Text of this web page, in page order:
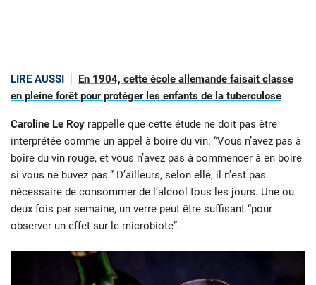
LIRE AUSSI
En 1904, cette école allemande faisait classe
en pleine forêt pour protéger les enfants de la tuberculose
Caroline Le Roy rappelle que cette étude ne doit pas être
interprétée comme un appel à boire du vin. “Vous n’avez pas à
boire du vin rouge, et vous n’avez pas à commencer à en boire
si vous ne buvez pas.” D’ailleurs, selon elle, il n’est pas
nécessaire de consommer de l’alcool tous les jours. Une ou
deux fois par semaine, un verre peut être suffisant “pour
observer un effet sur le microbiote”.